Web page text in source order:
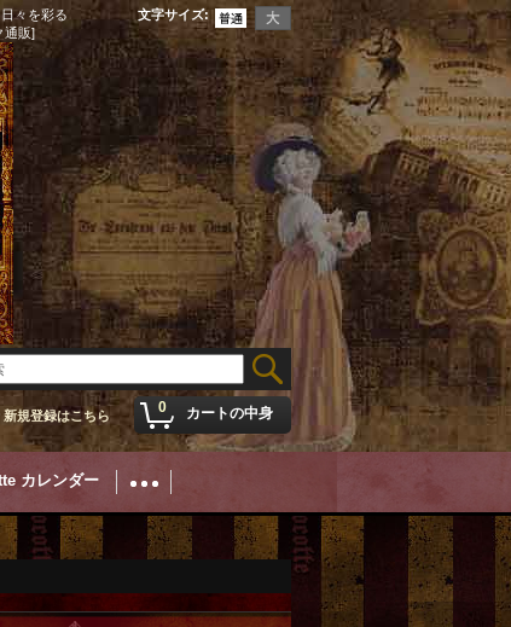
々を彩る
通販]
文字サイズ:
0 カートの中身
新規登録はこちら
カレンダー